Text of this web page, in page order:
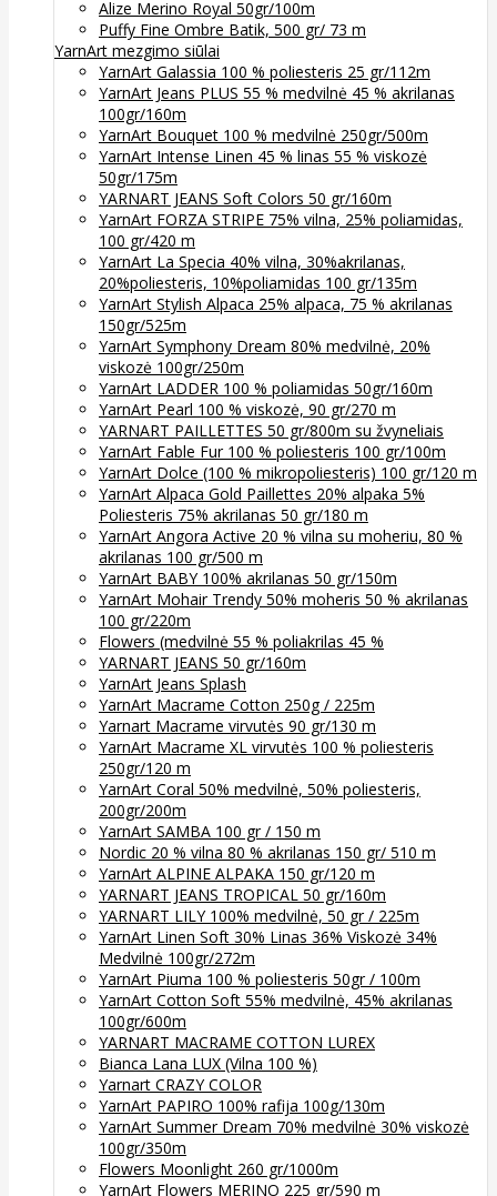
Alize Merino Royal 50gr/100m
Puffy Fine Ombre Batik, 500 gr/ 73 m
YarnArt mezgimo siūlai
YarnArt Galassia 100 % poliesteris 25 gr/112m
YarnArt Jeans PLUS 55 % medvilnė 45 % akrilanas
100gr/160m
YarnArt Bouquet 100 % medvilnė 250gr/500m
YarnArt Intense Linen 45 % linas 55 % viskozė
50gr/175m
YARNART JEANS Soft Colors 50 gr/160m
YarnArt FORZA STRIPE 75% vilna, 25% poliamidas,
100 gr/420 m
YarnArt La Specia 40% vilna, 30%akrilanas,
20%poliesteris, 10%poliamidas 100 gr/135m
YarnArt Stylish Alpaca 25% alpaca, 75 % akrilanas
150gr/525m
YarnArt Symphony Dream 80% medvilnė, 20%
viskozė 100gr/250m
YarnArt LADDER 100 % poliamidas 50gr/160m
YarnArt Pearl 100 % viskozė, 90 gr/270 m
YARNART PAILLETTES 50 gr/800m su žvyneliais
YarnArt Fable Fur 100 % poliesteris 100 gr/100m
YarnArt Dolce (100 % mikropoliesteris) 100 gr/120 m
YarnArt Alpaca Gold Paillettes 20% alpaka 5%
Poliesteris 75% akrilanas 50 gr/180 m
YarnArt Angora Active 20 % vilna su moheriu, 80 %
akrilanas 100 gr/500 m
YarnArt BABY 100% akrilanas 50 gr/150m
YarnArt Mohair Trendy 50% moheris 50 % akrilanas
100 gr/220m
Flowers (medvilnė 55 % poliakrilas 45 %
YARNART JEANS 50 gr/160m
YarnArt Jeans Splash
YarnArt Macrame Cotton 250g / 225m
Yarnart Macrame virvutės 90 gr/130 m
YarnArt Macrame XL virvutės 100 % poliesteris
250gr/120 m
YarnArt Coral 50% medvilnė, 50% poliesteris,
200gr/200m
YarnArt SAMBA 100 gr / 150 m
Nordic 20 % vilna 80 % akrilanas 150 gr/ 510 m
YarnArt ALPINE ALPAKA 150 gr/120 m
YARNART JEANS TROPICAL 50 gr/160m
YARNART LILY 100% medvilnė, 50 gr / 225m
YarnArt Linen Soft 30% Linas 36% Viskozė 34%
Medvilnė 100gr/272m
YarnArt Piuma 100 % poliesteris 50gr / 100m
YarnArt Cotton Soft 55% medvilnė, 45% akrilanas
100gr/600m
YARNART MACRAME COTTON LUREX
Bianca Lana LUX (Vilna 100 %)
Yarnart CRAZY COLOR
YarnArt PAPIRO 100% rafija 100g/130m
YarnArt Summer Dream 70% medvilnė 30% viskozė
100gr/350m
Flowers Moonlight 260 gr/1000m
YarnArt Flowers MERINO 225 gr/590 m